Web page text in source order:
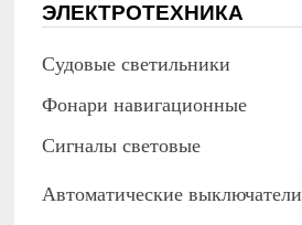
ЭЛЕКТРОТЕХНИКА
Судовые светильники
Фонари навигационные
Сигналы световые
Автоматические выключатели